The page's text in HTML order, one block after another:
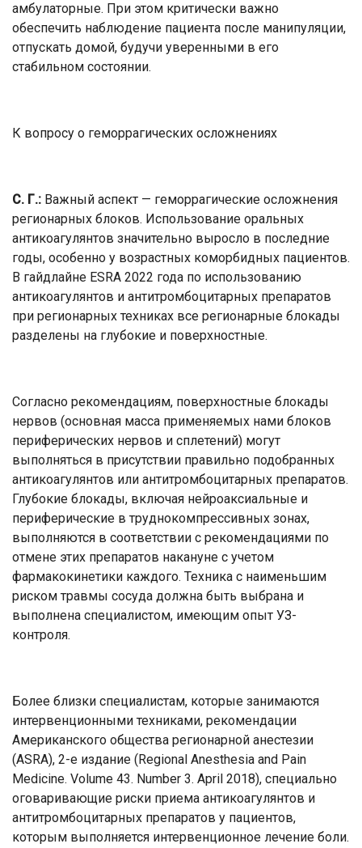
амбулаторные. При этом критически важно
обеспечить наблюдение пациента после манипуляции,
отпускать домой, будучи уверенными в его
стабильном состоянии.
К вопросу о геморрагических осложнениях
С. Г.: Важный аспект — геморрагические осложнения
регионарных блоков. Использование оральных
антикоагулянтов значительно выросло в последние
годы, особенно у возрастных коморбидных пациентов.
В гайдлайне ESRA 2022 года по использованию
антикоагулянтов и антитромбоцитарных препаратов
при регионарных техниках все регионарные блокады
разделены на глубокие и поверхностные.
Согласно рекомендациям, поверхностные блокады
нервов (основная масса применяемых нами блоков
периферических нервов и сплетений) могут
выполняться в присутствии правильно подобранных
антикоагулянтов или антитромбоцитарных препаратов.
Глубокие блокады, включая нейроаксиальные и
периферические в труднокомпрессивных зонах,
выполняются в соответствии с рекомендациями по
отмене этих препаратов накануне с учетом
фармакокинетики каждого. Техника с наименьшим
риском травмы сосуда должна быть выбрана и
выполнена специалистом, имеющим опыт УЗ-
контроля.
Более близки специалистам, которые занимаются
интервенционными техниками, рекомендации
Американского общества регионарной анестезии
(ASRA), 2-е издание (Regional Anesthesia and Pain
Medicine. Volume 43. Number 3. April 2018), специально
оговаривающие риски приема антикоагулянтов и
антитромбоцитарных препаратов у пациентов,
которым выполняется интервенционное лечение боли.